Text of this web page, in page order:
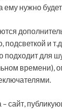
ему нужно
подсветкой и
подходит для
времени),
– сайт,